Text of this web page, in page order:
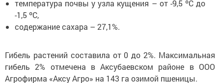
температура почвы у узла кущения – от -9,5 ºС до
-1,5 ºС,
содержание сахара – 27,1%.
Гибель растений составила от 0 до 2%. Максимальная
гибель 2% отмечена в Аксубаевском районе в ООО
Агрофирма «Аксу Агро» на 143 га озимой пшеницы.